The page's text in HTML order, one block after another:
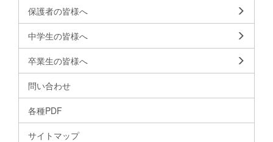
保護者の皆様へ
中学生の皆様へ
卒業生の皆様へ
問い合わせ
各種PDF
サイトマップ